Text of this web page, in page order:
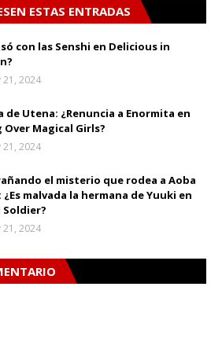
ESTAS ENTRADAS
con las Senshi en Delicious in
21, 2024
de Utena: ¿Renuncia a Enormita en
Over Magical Girls?
21, 2024
el misterio que rodea a Aoba
malvada la hermana de Yuuki en
Soldier?
21, 2024